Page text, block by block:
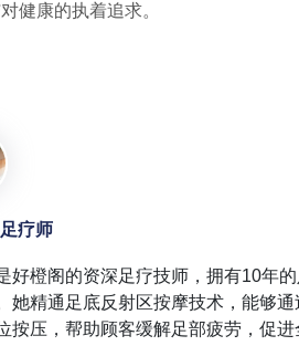
健康的执着追求。
摩师
的专业按摩经验。她精通多种按摩手
泰式按摩、中式推拿、精油推拿和热
女士曾在国内知名养生机构深造，并